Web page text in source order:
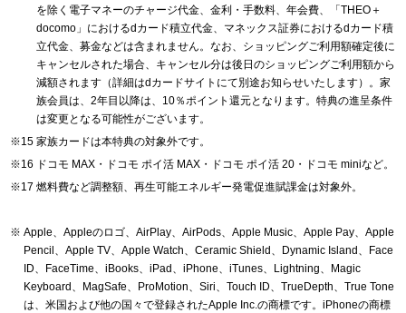
を除く電子マネーのチャージ代金、金利・手数料、年会費、「THEO＋
docomo」におけるdカード積立代金、マネックス証券におけるdカード積
立代金、募金などは含まれません。なお、ショッピングご利用額確定後に
キャンセルされた場合、キャンセル分は後日のショッピングご利用額から
減額されます（詳細はdカードサイトにて別途お知らせいたします）。家
族会員は、2年目以降は、10％ポイント還元となります。特典の進呈条件
は変更となる可能性がございます。
家族カードは本特典の対象外です。
ドコモ MAX・ドコモ ポイ活 MAX・ドコモ ポイ活 20・ドコモ miniなど。
燃料費など調整額、再生可能エネルギー発電促進賦課金は対象外。
Apple、Appleのロゴ、AirPlay、AirPods、Apple Music、Apple Pay、Apple
Pencil、Apple TV、Apple Watch、Ceramic Shield、Dynamic Island、Face
ID、FaceTime、iBooks、iPad、iPhone、iTunes、Lightning、Magic
Keyboard、MagSafe、ProMotion、Siri、Touch ID、TrueDepth、True Tone
は、米国および他の国々で登録されたApple Inc.の商標です。iPhoneの商標